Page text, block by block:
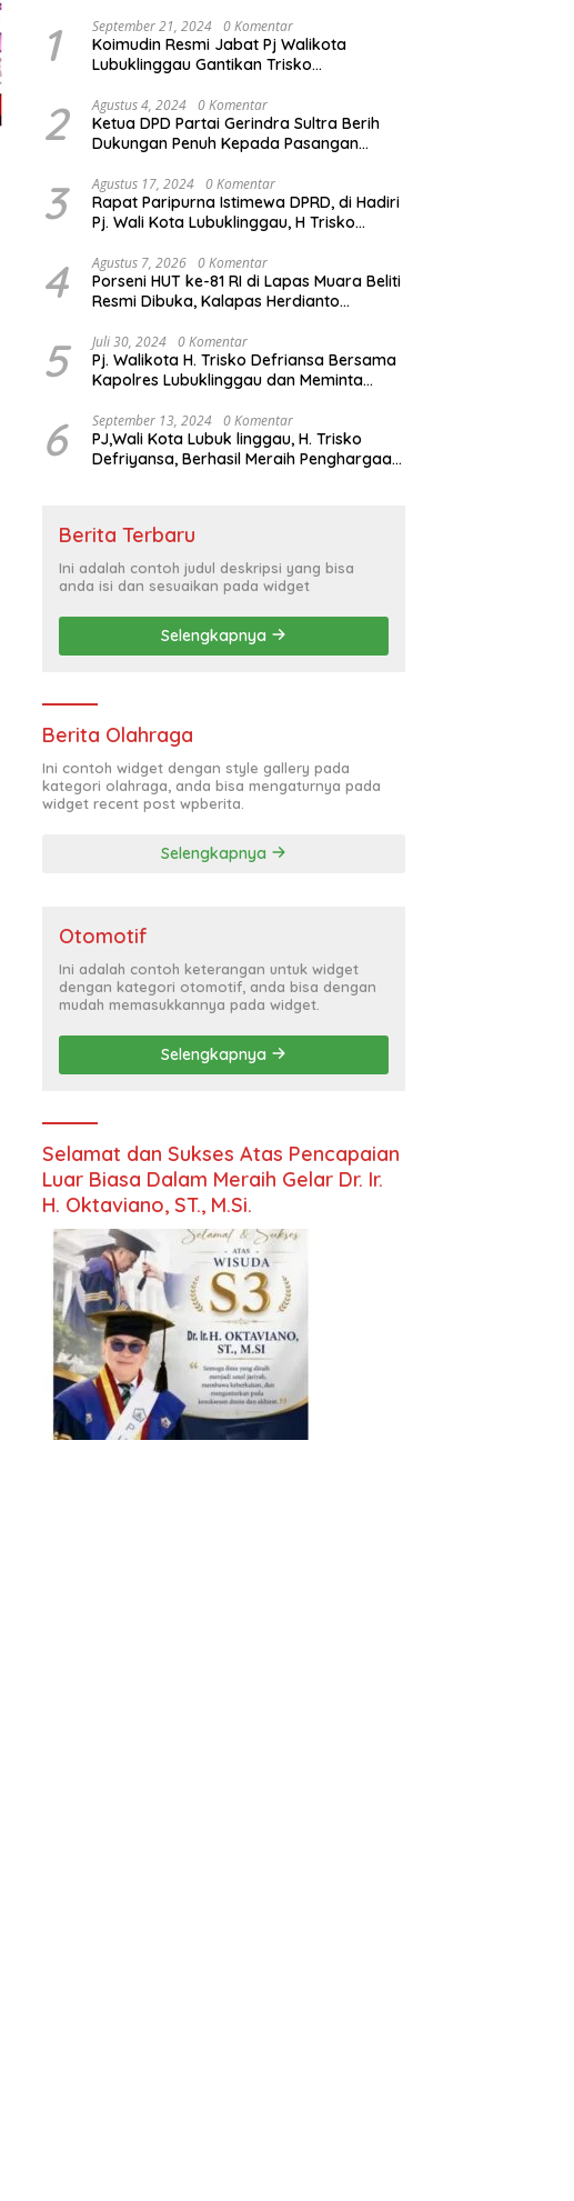
1 September 21, 2024 0 Komentar
Koimudin Resmi Jabat Pj Walikota
Lubuklinggau Gantikan Trisko
2 Agustus 4, 2024 0 Komentar
Ketua DPD Partai Gerindra Sultra Berih
Dukungan Penuh Kepada Pasangan
Konawe (HADIR) di Pilkada Konawe 2024
3 Agustus 17, 2024 0 Komentar
Rapat Paripurna Istimewa DPRD, di Hadiri
Pj. Wali Kota Lubuklinggau, H Trisko
Mendengarkan Pidato Kenegaraan
Presiden RI Dalam Rangka HUT ke-79
4 Agustus 7, 2026 0 Komentar
Porseni HUT ke-81 RI di Lapas Muara Beliti
Resmi Dibuka, Kalapas Herdianto
Warga Binaan.
5 Juli 30, 2024 0 Komentar
Pj. Walikota H. Trisko Defriansa Bersama
Kapolres Lubuklinggau dan Meminta
Hajatan Politik
6 September 13, 2024 0 Komentar
PJ,Wali Kota Lubuk linggau, H. Trisko
Defriyansa, Berhasil Meraih Penghargaan
Berita Terbaru
Ini adalah contoh judul deskripsi yang bisa
anda isi dan sesuaikan pada widget
Selengkapnya
Berita Olahraga
Ini contoh widget dengan style gallery pada
kategori olahraga, anda bisa mengaturnya pada
widget recent post wpberita.
Selengkapnya
Otomotif
Ini adalah contoh keterangan untuk widget
dengan kategori otomotif, anda bisa dengan
mudah memasukkannya pada widget.
Selengkapnya
Selamat dan Sukses Atas Pencapaian
Luar Biasa Dalam Meraih Gelar Dr. Ir.
H. Oktaviano, ST., M.Si.